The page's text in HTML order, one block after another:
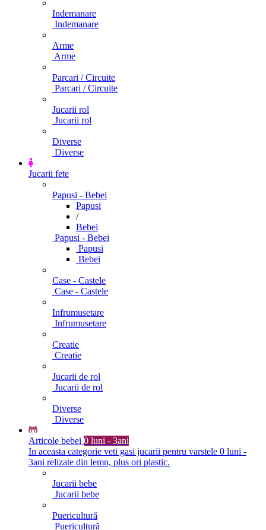
Indemanare
Indemanare
Arme
Arme
Parcari / Circuite
Parcari / Circuite
Jucarii rol
Jucarii rol
Diverse
Diverse
Jucarii fete
Papusi - Bebei
Papusi
/
Bebei
Papusi - Bebei
Papusi
Bebei
Case - Castele
Case - Castele
Infrumusetare
Infrumusetare
Creatie
Creatie
Jucarii de rol
Jucarii de rol
Diverse
Diverse
Articole bebei 0 luni - 3ani
In aceasta categorie veti gasi jucarii pentru varstele 0 luni -
3ani relizate din lemn, plus ori plastic.
Jucarii bebe
Jucarii bebe
Puericultură
Puericultură